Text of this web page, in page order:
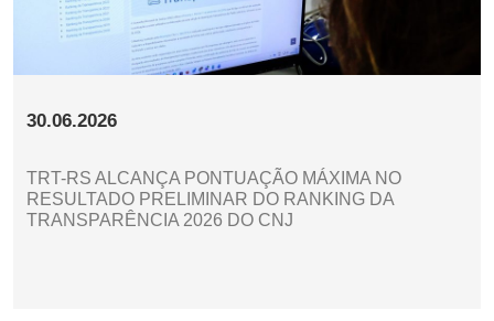
30.06.2026
TRT-RS ALCANÇA PONTUAÇÃO MÁXIMA NO
RESULTADO PRELIMINAR DO RANKING DA
TRANSPARÊNCIA 2026 DO CNJ